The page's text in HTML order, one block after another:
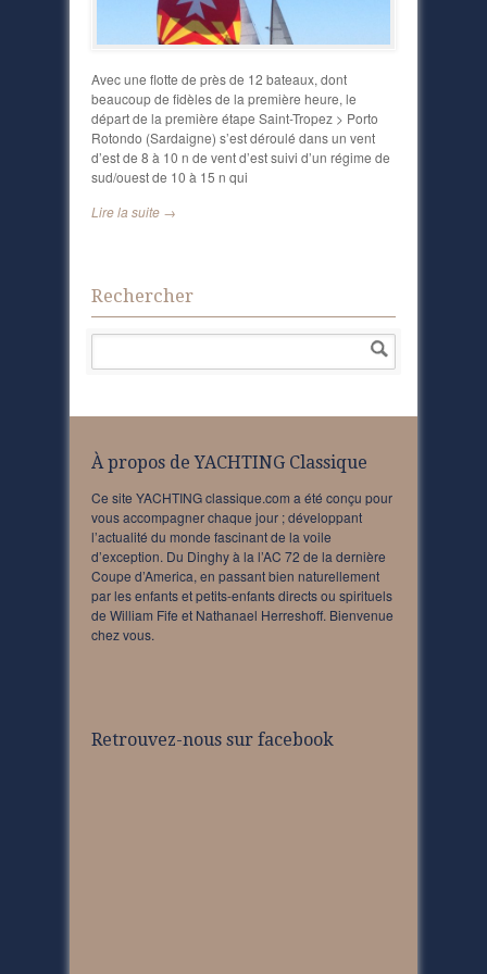
Avec une flotte de près de 12 bateaux, dont
beaucoup de fidèles de la première heure, le
départ de la première étape Saint-Tropez > Porto
Rotondo (Sardaigne) s’est déroulé dans un vent
d’est de 8 à 10 n de vent d’est suivi d’un régime de
sud/ouest de 10 à 15 n qui
Lire la suite →
Rechercher
À propos de YACHTING Classique
Ce site YACHTING classique.com a été conçu pour
vous accompagner chaque jour ; développant
l’actualité du monde fascinant de la voile
d’exception. Du Dinghy à la l’AC 72 de la dernière
Coupe d’America, en passant bien naturellement
par les enfants et petits-enfants directs ou spirituels
de William Fife et Nathanael Herreshoff. Bienvenue
chez vous.
Retrouvez-nous sur facebook